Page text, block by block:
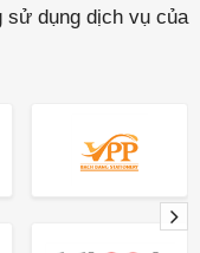
sử dụng dịch vụ của